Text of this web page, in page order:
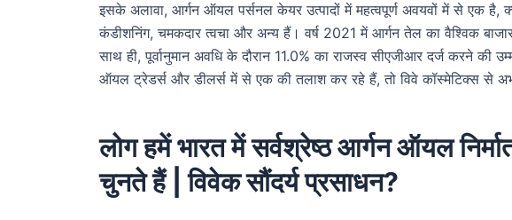
इसके अलावा, आर्गन ऑयल पर्सनल केयर उत्पादों में महत्वपूर्ण अवयवों में से एक है,
कंडीशनिंग, चमकदार त्वचा और अन्य हैं। वर्ष 2021 में आर्गन तेल का वैश्विक
साथ ही, पूर्वानुमान अवधि के दौरान 11.0% का राजस्व सीएजीआर दर्ज करने की
ऑयल ट्रेडर्स और डीलर्स में से एक की तलाश कर रहे हैं, तो विवे कॉस्मेटिक्स से
लोग हमें भारत में सर्वश्रेष्ठ आर्गन ऑयल
चुनते हैं | विवेक सौंदर्य प्रसाधन?